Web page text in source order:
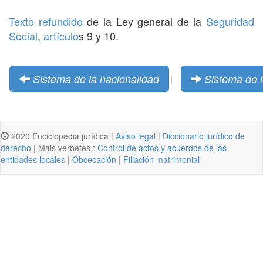
Texto refundido de la Ley general de la Seguridad
Social, artículos 9 y 10.
Sistema de la nacionalidad | Sistema de
2020 Enciclopedia jurídica | Aviso legal | Diccionario jurídico de
derecho | Mais verbetes : Control de actos y acuerdos de las
entidades locales | Obcecación | Filiación matrimonial